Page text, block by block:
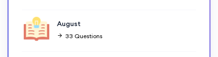
August
33 Questions